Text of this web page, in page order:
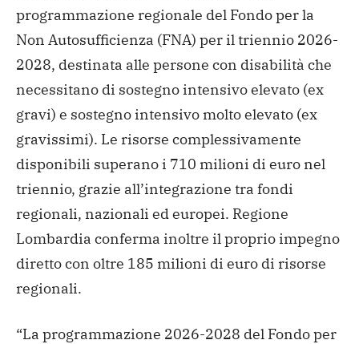
programmazione regionale del Fondo per la
Non Autosufficienza (FNA) per il triennio 2026-
2028, destinata alle persone con disabilità che
necessitano di sostegno intensivo elevato (ex
gravi) e sostegno intensivo molto elevato (ex
gravissimi). Le risorse complessivamente
disponibili superano i 710 milioni di euro nel
triennio, grazie all’integrazione tra fondi
regionali, nazionali ed europei. Regione
Lombardia conferma inoltre il proprio impegno
diretto con oltre 185 milioni di euro di risorse
regionali.
“La programmazione 2026-2028 del Fondo per